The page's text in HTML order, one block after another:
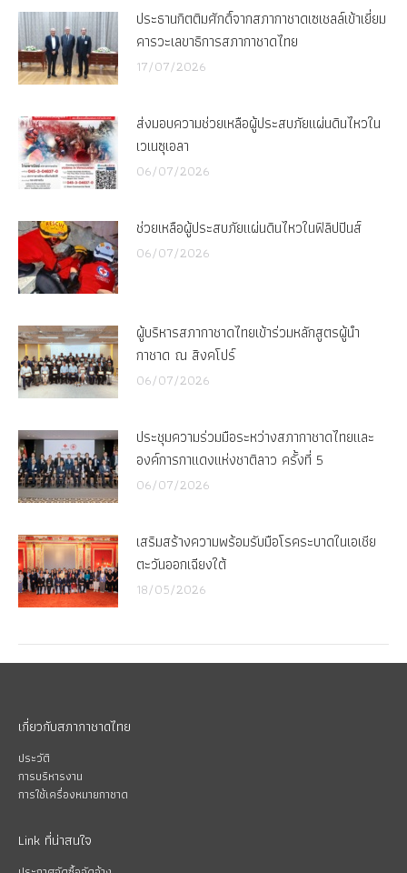
ประธานกิตติมศักดิ์จากสภากาชาดเซเชลล์เข้าเยี่ยม
คารวะเลขาธิการสภากาชาดไทย
17/07/2026
ส่งมอบความช่วยเหลือผู้ประสบภัยแผ่นดินไหวใน
เวเนซุเอลา
06/07/2026
ช่วยเหลือผู้ประสบภัยแผ่นดินไหวในฟิลิปปินส์
06/07/2026
ผู้บริหารสภากาชาดไทยเข้าร่วมหลักสูตรผู้นำ
กาชาด ณ สิงคโปร์
06/07/2026
ประชุมความร่วมมือระหว่างสภากาชาดไทยและ
องค์การกาแดงแห่งชาติลาว ครั้งที่ 5
06/07/2026
เสริมสร้างความพร้อมรับมือโรคระบาดในเอเชีย
ตะวันออกเฉียงใต้
18/05/2026
เกี่ยวกับสภากาชาดไทย
ประวัติ
การบริหารงาน
การใช้เครื่องหมายกาชาด
Link ที่น่าสนใจ